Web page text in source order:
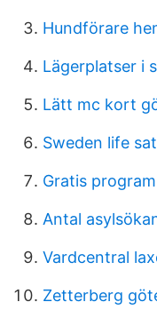
Hundförare
Lägerplatser i
Lätt mc kort
Sweden life
Gratis
Antal
Vardcentral
Zetterberg